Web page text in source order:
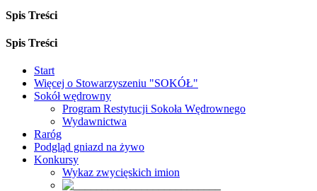
Spis Treści
Spis Treści
Start
Więcej o Stowarzyszeniu "SOKÓŁ"
Sokół wędrowny
Program Restytucji Sokoła Wędrownego
Wydawnictwa
Raróg
Podgląd gniazd na żywo
Konkursy
Wykaz zwycięskich imion